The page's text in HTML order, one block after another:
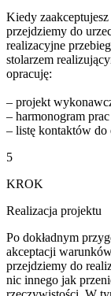
Kiedy
przejdziemy do
realizacyjne
stolarzem
opracuję:
– projekt
– harmonogram
– listę kontaktów do
5
KROK
Realizacja projektu
Po dokładnym
akceptacji
przejdziemy do
nic innego jak